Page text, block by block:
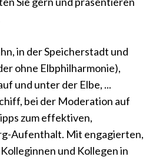
in der Speicherstadt und
ohne Elbphilharmonie),
und unter der Elbe, ...
bei der Moderation auf
zum effektiven,
Aufenthalt. Mit engagierten,
und Kollegen in